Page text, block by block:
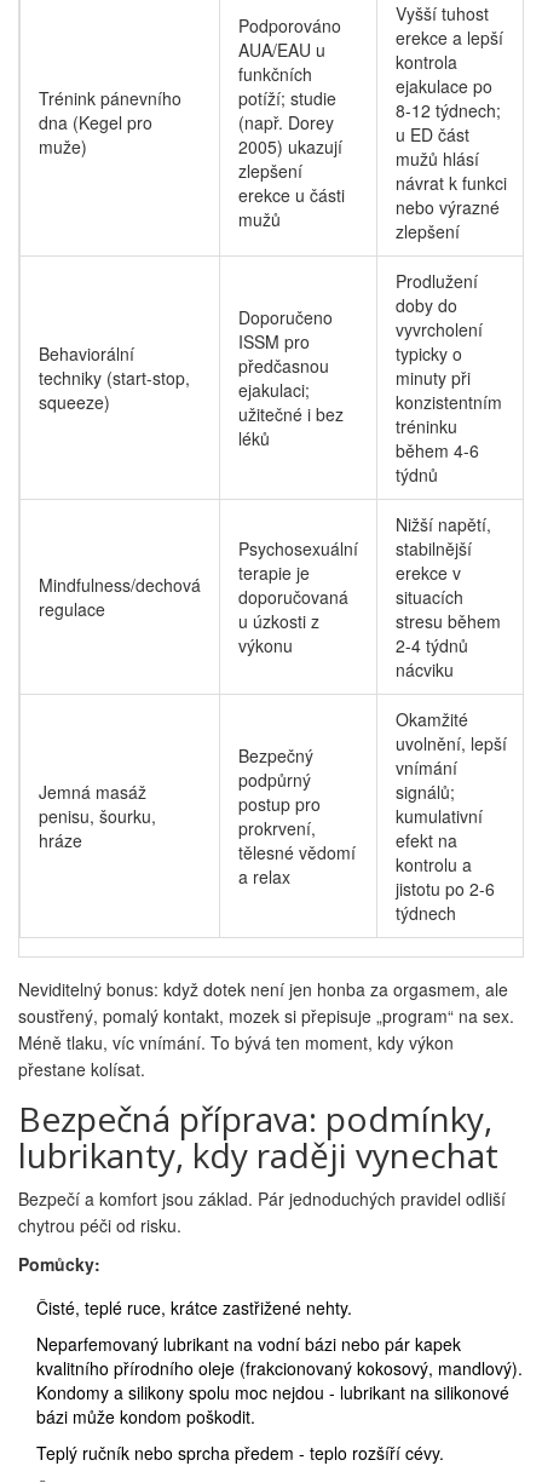
Trénink pánevního
dna (Kegel pro
muže)
Podporováno
AUA/EAU u
funkčních
potíží; studie
(např. Dorey
2005) ukazují
zlepšení
erekce u části
mužů
Vyšší tuhost
erekce a lepší
kontrola
ejakulace po
8-12 týdnech;
u ED část
mužů hlásí
návrat k funkci
nebo výrazné
zlepšení
Behaviorální
techniky (start-stop,
squeeze)
Doporučeno
ISSM pro
předčasnou
ejakulaci;
užitečné i bez
léků
Prodlužení
doby do
vyvrcholení
typicky o
minuty při
konzistentním
tréninku
během 4-6
týdnů
Mindfulness/dechová
regulace
Psychosexuální
terapie je
doporučovaná
u úzkosti z
výkonu
Nižší napětí,
stabilnější
erekce v
situacích
stresu během
2-4 týdnů
nácviku
Jemná masáž
penisu, šourku,
hráze
Bezpečný
podpůrný
postup pro
prokrvení,
tělesné vědomí
a relax
Okamžité
uvolnění, lepší
vnímání
signálů;
kumulativní
efekt na
kontrolu a
jistotu po 2-6
týdnech
Neviditelný bonus: když dotek není jen honba za orgasmem, ale
soustřený, pomalý kontakt, mozek si přepisuje „program“ na sex.
Méně tlaku, víc vnímání. To bývá ten moment, kdy výkon
přestane kolísat.
Bezpečná příprava: podmínky,
lubrikanty, kdy raději vynechat
Bezpečí a komfort jsou základ. Pár jednoduchých pravidel odliší
chytrou péči od risku.
Pomůcky:
Čisté, teplé ruce, krátce zastřižené nehty.
Neparfemovaný lubrikant na vodní bázi nebo pár kapek
kvalitního přírodního oleje (frakcionovaný kokosový, mandlový).
Kondomy a silikony spolu moc nejdou - lubrikant na silikonové
bázi může kondom poškodit.
Teplý ručník nebo sprcha předem - teplo rozšíří cévy.